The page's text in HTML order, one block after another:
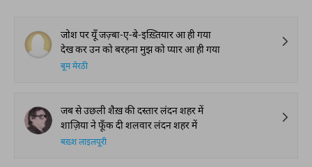
जोश पर यूँ जज़्बा-ए-बे-इख़्तियार आ ही गया
देख कर उन को बरहना मुझ को प्यार आ ही गया
बूम मेरठी
जब से उछली शैख़ की दस्तार लंदन शहर में
शाज़िया ने फूँक दी शलवार लंदन शहर में
बख़्श लाइलपूरी